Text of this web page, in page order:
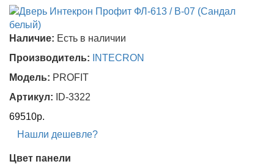
Наличие: Есть в наличии
Производитель:
INTECRON
Модель: PROFIT
Артикул: ID-3322
69510р.
Нашли дешевле?
Цвет панели